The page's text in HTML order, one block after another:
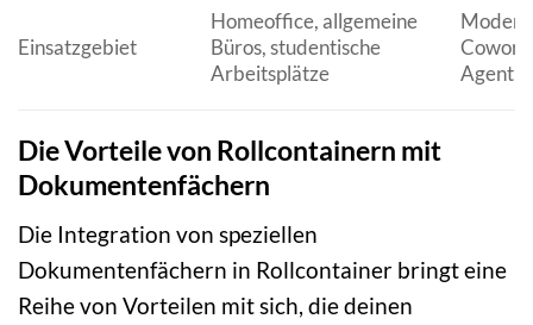
Einsatzgebiet
Homeoffice, allgemeine
Büros, studentische
Arbeitsplätze
Die Vorteile von Rollcontainern mit
Dokumentenfächern
Die Integration von speziellen
Dokumentenfächern in Rollcontainer bringt eine
Reihe von Vorteilen mit sich, die deinen